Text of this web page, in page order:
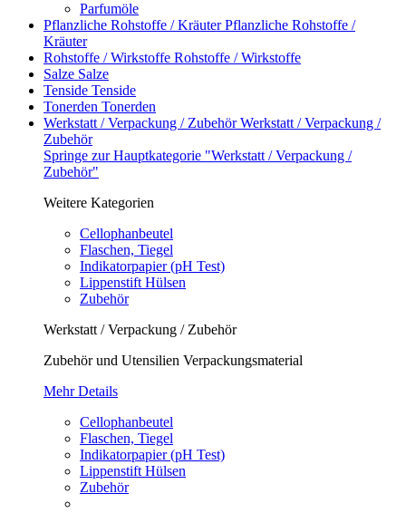
Parfumöle
Pflanzliche Rohstoffe / KräuterPflanzliche Rohstoffe /
Kräuter
Rohstoffe / Wirkstoffe Rohstoffe / Wirkstoffe
Salze Salze
Tenside Tenside
Tonerden Tonerden
Werkstatt / Verpackung / ZubehörWerkstatt / Verpackung /
Zubehör
Springe zur Hauptkategorie "Werkstatt / Verpackung /
Zubehör"
Weitere Kategorien
Cellophanbeutel
Flaschen, Tiegel
Indikatorpapier (pH Test)
Lippenstift Hülsen
Zubehör
Werkstatt / Verpackung / Zubehör
Zubehör und Utensilien Verpackungsmaterial
Mehr Details
Cellophanbeutel
Flaschen, Tiegel
Indikatorpapier (pH Test)
Lippenstift Hülsen
Zubehör